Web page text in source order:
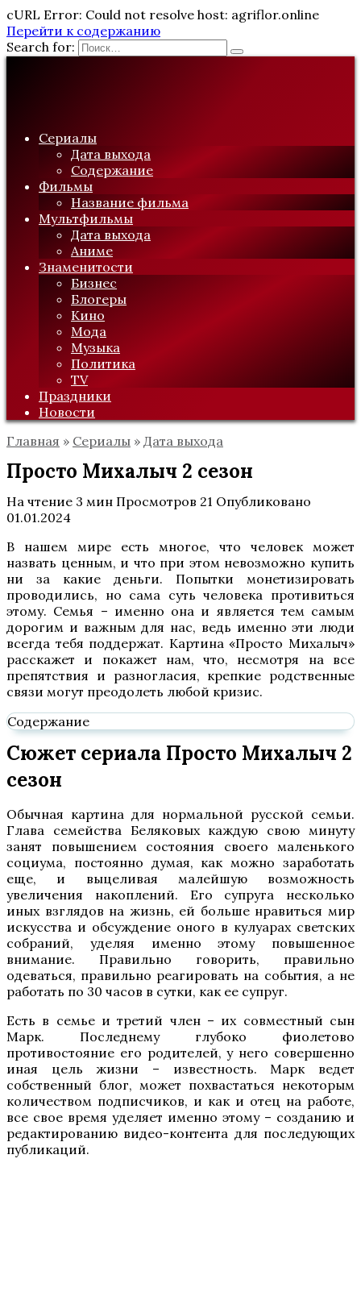
cURL Error: Could not resolve host: agriflor.online
Перейти к содержанию
Search for:
Сериалы
Дата выхода
Содержание
Фильмы
Название фильма
Мультфильмы
Дата выхода
Аниме
Знаменитости
Бизнес
Блогеры
Кино
Мода
Музыка
Политика
TV
Праздники
Новости
Главная » Сериалы » Дата выхода
Просто Михалыч 2 сезон
На чтение 3 мин Просмотров 21 Опубликовано
01.01.2024
В нашем мире есть многое, что человек может
назвать ценным, и что при этом невозможно купить
ни за какие деньги. Попытки монетизировать
проводились, но сама суть человека противиться
этому. Семья – именно она и является тем самым
дорогим и важным для нас, ведь именно эти люди
всегда тебя поддержат. Картина «Просто Михалыч»
расскажет и покажет нам, что, несмотря на все
препятствия и разногласия, крепкие родственные
связи могут преодолеть любой кризис.
Содержание
Сюжет сериала Просто Михалыч 2
сезон
Обычная картина для нормальной русской семьи.
Глава семейства Беляковых каждую свою минуту
занят повышением состояния своего маленького
социума, постоянно думая, как можно заработать
еще, и выцеливая малейшую возможность
увеличения накоплений. Его супруга несколько
иных взглядов на жизнь, ей больше нравиться мир
искусства и обсуждение оного в кулуарах светских
собраний, уделяя именно этому повышенное
внимание. Правильно говорить, правильно
одеваться, правильно реагировать на события, а не
работать по 30 часов в сутки, как ее супруг.
Есть в семье и третий член – их совместный сын
Марк. Последнему глубоко фиолетово
противостояние его родителей, у него совершенно
иная цель жизни – известность. Марк ведет
собственный блог, может похвастаться некоторым
количеством подписчиков, и как и отец на работе,
все свое время уделяет именно этому – созданию и
редактированию видео-контента для последующих
публикаций.